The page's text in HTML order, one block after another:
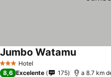
3 EstrelasHotel
Jumbo Watamu
8,6 Excelente 175 a 8.7 km